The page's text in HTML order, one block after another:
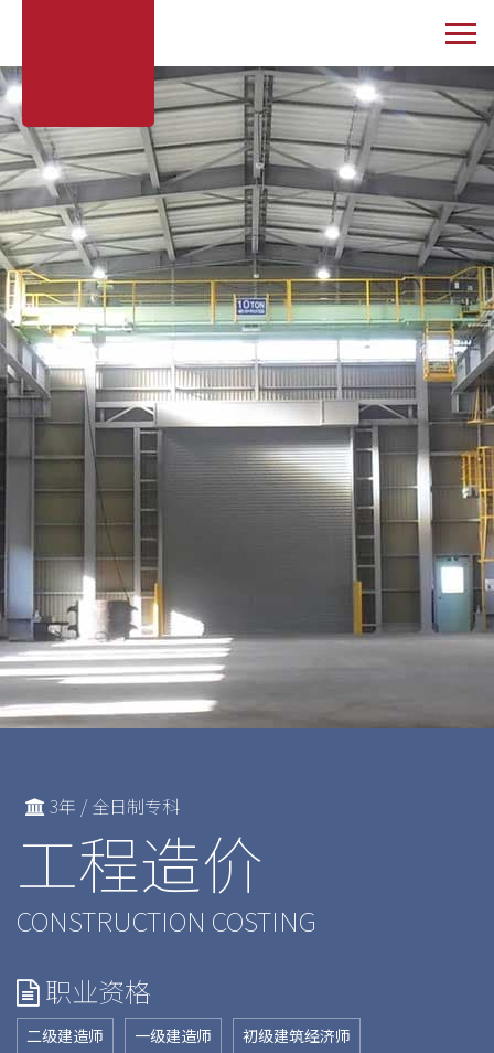
3年 / 全日制专科
工程造价
CONSTRUCTION COSTING
职业资格
二级建造师 一级建造师 初级建筑经济师